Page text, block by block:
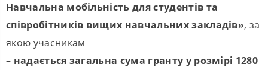
Навчальна мобільність для студентів та
співробітників вищих навчальних закладів», за
якою учасникам
– надається загальна сума гранту у розмірі 1280